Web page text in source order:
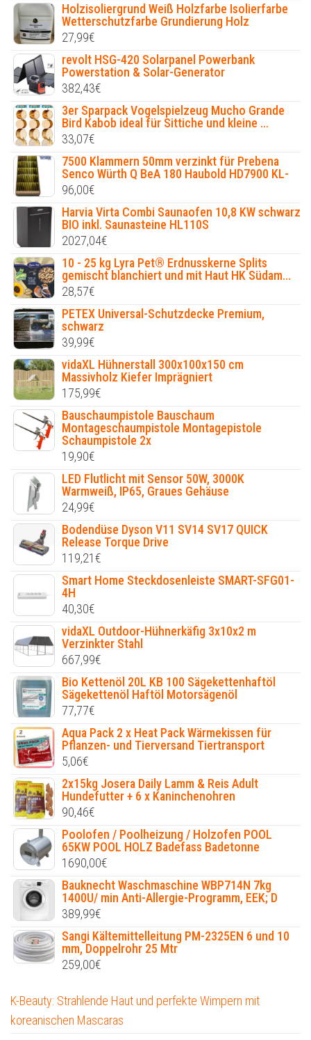
Holzisoliergrund Weiß Holzfarbe Isolierfarbe
Wetterschutzfarbe Grundierung Holz
27,99€
revolt HSG-420 Solarpanel Powerbank
Powerstation & Solar-Generator
382,43€
3er Sparpack Vogelspielzeug Mucho Grande
Bird Kabob ideal für Sittiche und kleine ...
33,07€
7500 Klammern 50mm verzinkt für Prebena
Senco Würth Q BeA 180 Haubold HD7900 KL-
96,00€
Harvia Virta Combi Saunaofen 10,8 KW schwarz
BIO inkl. Saunasteine HL110S
2027,04€
10 - 25 kg Lyra Pet® Erdnusskerne Splits
gemischt blanchiert und mit Haut HK Südam...
28,57€
PETEX Universal-Schutzdecke Premium,
schwarz
39,99€
vidaXL Hühnerstall 300x100x150 cm
Massivholz Kiefer Imprägniert
175,99€
Bauschaumpistole Bauschaum
Montageschaumpistole Montagepistole
Schaumpistole 2x
19,90€
LED Flutlicht mit Sensor 50W, 3000K
Warmweiß, IP65, Graues Gehäuse
24,99€
Bodendüse Dyson V11 SV14 SV17 QUICK
Release Torque Drive
119,21€
Smart Home Steckdosenleiste SMART-SFG01-
4H
40,30€
vidaXL Outdoor-Hühnerkäfig 3x10x2 m
Verzinkter Stahl
667,99€
Bio Kettenöl 20L KB 100 Sägekettenhaftöl
Sägekettenöl Haftöl Motorsägenöl
77,77€
Aqua Pack 2 x Heat Pack Wärmekissen für
Pflanzen- und Tierversand Tiertransport
5,06€
2x15kg Josera Daily Lamm & Reis Adult
Hundefutter + 6 x Kaninchenohren
90,46€
Poolofen / Poolheizung / Holzofen POOL
65KW POOL HOLZ Badefass Badetonne
1690,00€
Bauknecht Waschmaschine WBP714N 7kg
1400U/ min Anti-Allergie-Programm, EEK; D
389,99€
Sangi Kältemittelleitung PM-2325EN 6 und 10
mm, Doppelrohr 25 Mtr
259,00€
K-Beauty: Strahlende Haut und perfekte Wimpern mit
koreanischen Mascaras